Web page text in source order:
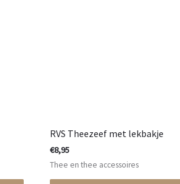
RVS Theezeef met lekbakje
€8,95
Thee en thee accessoires